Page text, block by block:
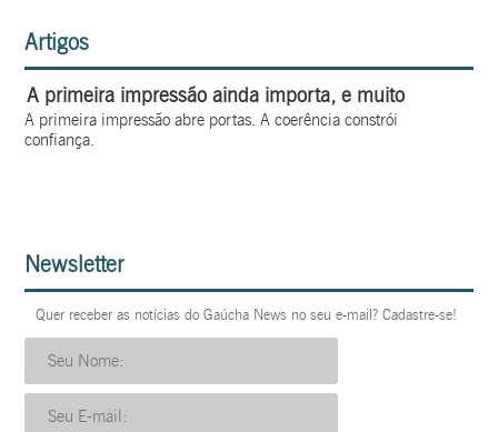
Artigos
A primeira impressão ainda importa, e muito
A primeira impressão abre portas. A coerência constrói
confiança.
Newsletter
Quer receber as notícias do Gaúcha News no seu e-mail? Cadastre-se!